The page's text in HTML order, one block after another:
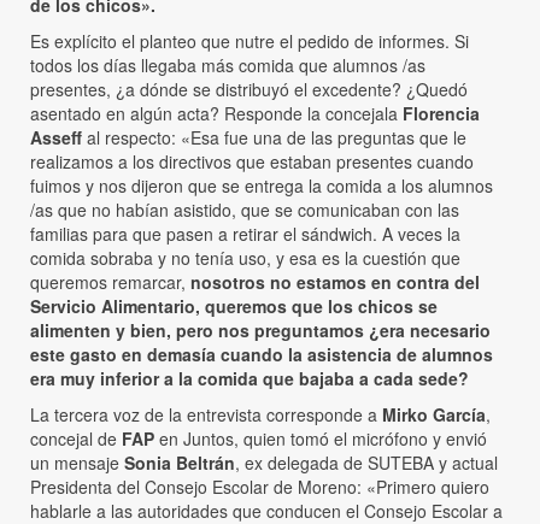
Es explícito el planteo que nutre el pedido de informes. Si
todos los días llegaba más comida que alumnos /as
presentes, ¿a dónde se distribuyó el excedente? ¿Quedó
asentado en algún acta? Responde la concejala Florencia
Asseff al respecto: «Esa fue una de las preguntas que le
realizamos a los directivos que estaban presentes cuando
fuimos y nos dijeron que se entrega la comida a los alumnos
/as que no habían asistido, que se comunicaban con las
familias para que pasen a retirar el sándwich. A veces la
comida sobraba y no tenía uso, y esa es la cuestión que
queremos remarcar, nosotros no estamos en contra del
Servicio Alimentario, queremos que los chicos se
alimenten y bien, pero nos preguntamos ¿era necesario
este gasto en demasía cuando la asistencia de alumnos
era muy inferior a la comida que bajaba a cada sede?
La tercera voz de la entrevista corresponde a Mirko García,
concejal de FAP en Juntos, quien tomó el micrófono y envió
un mensaje Sonia Beltrán, ex delegada de SUTEBA y actual
Presidenta del Consejo Escolar de Moreno: «Primero quiero
hablarle a las autoridades que conducen el Consejo Escolar a